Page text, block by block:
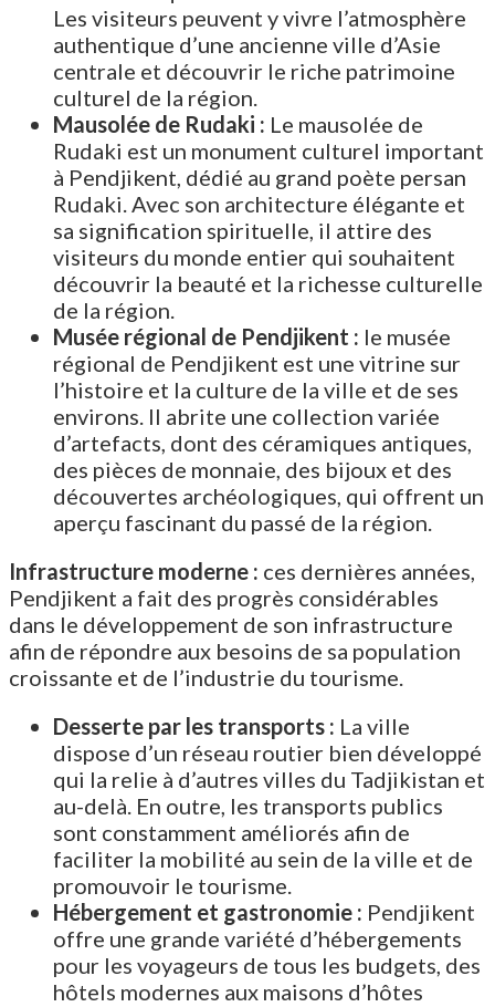
Les visiteurs peuvent y vivre l’atmosphère
authentique d’une ancienne ville d’Asie
centrale et découvrir le riche patrimoine
culturel de la région.
Mausolée de Rudaki : Le mausolée de
Rudaki est un monument culturel important
à Pendjikent, dédié au grand poète persan
Rudaki. Avec son architecture élégante et
sa signification spirituelle, il attire des
visiteurs du monde entier qui souhaitent
découvrir la beauté et la richesse culturelle
de la région.
Musée régional de Pendjikent : le musée
régional de Pendjikent est une vitrine sur
l’histoire et la culture de la ville et de ses
environs. Il abrite une collection variée
d’artefacts, dont des céramiques antiques,
des pièces de monnaie, des bijoux et des
découvertes archéologiques, qui offrent un
aperçu fascinant du passé de la région.
Infrastructure moderne : ces dernières années,
Pendjikent a fait des progrès considérables
dans le développement de son infrastructure
afin de répondre aux besoins de sa population
croissante et de l’industrie du tourisme.
Desserte par les transports : La ville
dispose d’un réseau routier bien développé
qui la relie à d’autres villes du Tadjikistan et
au-delà. En outre, les transports publics
sont constamment améliorés afin de
faciliter la mobilité au sein de la ville et de
promouvoir le tourisme.
Hébergement et gastronomie : Pendjikent
offre une grande variété d’hébergements
pour les voyageurs de tous les budgets, des
hôtels modernes aux maisons d’hôtes